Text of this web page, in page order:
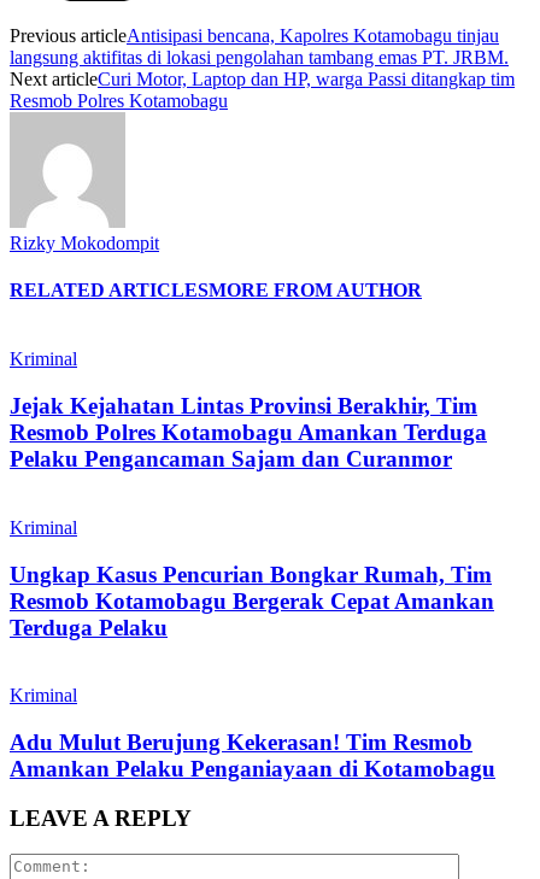
Previous articleAntisipasi bencana, Kapolres Kotamobagu tinjau
langsung aktifitas di lokasi pengolahan tambang emas PT. JRBM.
Next articleCuri Motor, Laptop dan HP, warga Passi ditangkap tim
Resmob Polres Kotamobagu
Rizky Mokodompit
RELATED ARTICLESMORE FROM AUTHOR
Kriminal
Jejak Kejahatan Lintas Provinsi Berakhir, Tim
Resmob Polres Kotamobagu Amankan Terduga
Pelaku Pengancaman Sajam dan Curanmor
Kriminal
Ungkap Kasus Pencurian Bongkar Rumah, Tim
Resmob Kotamobagu Bergerak Cepat Amankan
Terduga Pelaku
Kriminal
Adu Mulut Berujung Kekerasan! Tim Resmob
Amankan Pelaku Penganiayaan di Kotamobagu
LEAVE A REPLY